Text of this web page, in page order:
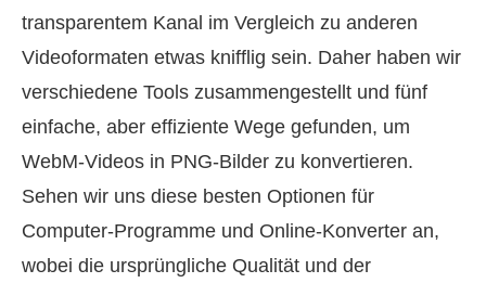
transparentem Kanal im Vergleich zu anderen
Videoformaten etwas knifflig sein. Daher haben wir
verschiedene Tools zusammengestellt und fünf
einfache, aber effiziente Wege gefunden, um
WebM‑Videos in PNG‑Bilder zu konvertieren.
Sehen wir uns diese besten Optionen für
Computer‑Programme und Online‑Konverter an,
wobei die ursprüngliche Qualität und der